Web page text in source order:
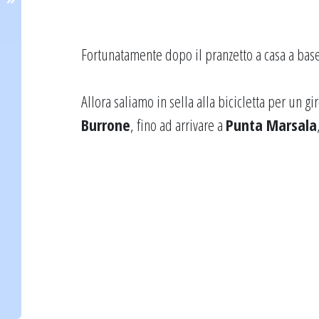
Fortunatamente dopo il pranzetto a casa a
Allora saliamo in sella alla bicicletta per un
Burrone, fino ad arrivare a Punta Marsala